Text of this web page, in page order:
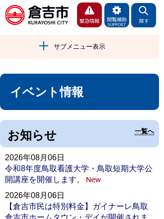
サブメニュー表示
イベント情報
お知らせ 一覧へ
2026年08月06日
令和8年度鳥取看護大学・鳥取短期大学公
開講座を開催します。
2026年08月06日
【倉吉市民は特別料金】ガイナーレ鳥取
倉吉市ホームタウン・デイが開催されま